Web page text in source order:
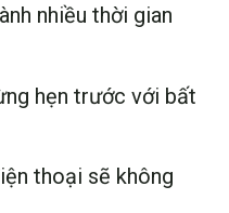
nhiều thời gian
hẹn trước với bất
thoại sẽ không